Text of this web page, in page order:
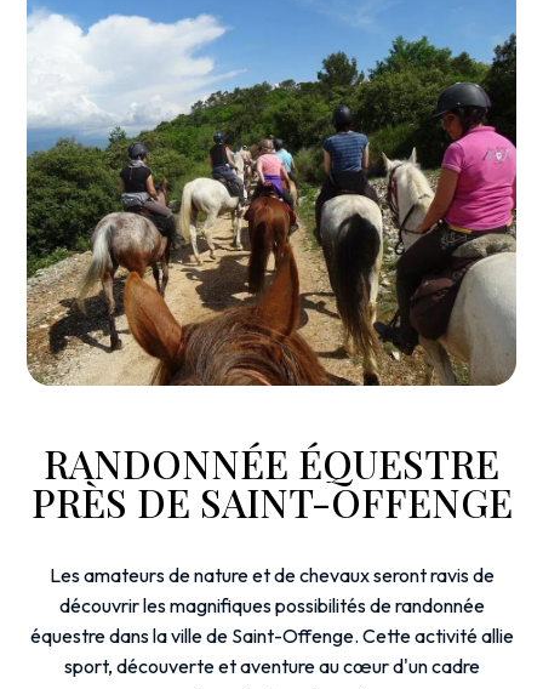
RANDONNÉE ÉQUESTRE
PRÈS DE SAINT-OFFENGE
Les amateurs de nature et de chevaux seront ravis de
découvrir les magnifiques possibilités de randonnée
équestre dans la ville de Saint-Offenge. Cette activité allie
sport, découverte et aventure au cœur d'un cadre